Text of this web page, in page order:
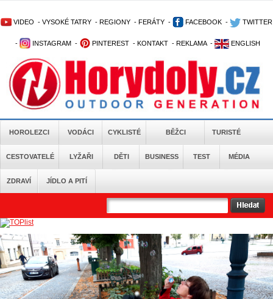
VIDEO - VYSOKÉ TATRY - REGIONY - FERÁTY - FACEBOOK - TWITTER
- INSTAGRAM - PINTEREST - KONTAKT - REKLAMA - ENGLISH
HOROLEZCI VODÁCI CYKLISTÉ BĚŽCI TURISTÉ
CESTOVATELÉ LYŽAŘI DĚTI BUSINESS TEST MÉDIA
ZDRAVÍ JÍDLO A PITÍ